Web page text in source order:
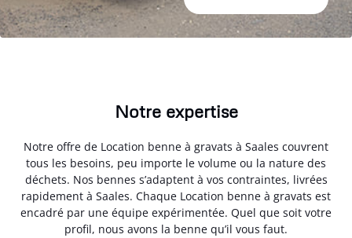
Notre expertise
Notre offre de Location benne à gravats à Saales couvrent
tous les besoins, peu importe le volume ou la nature des
déchets. Nos bennes s’adaptent à vos contraintes, livrées
rapidement à Saales. Chaque Location benne à gravats est
encadré par une équipe expérimentée. Quel que soit votre
profil, nous avons la benne qu’il vous faut.